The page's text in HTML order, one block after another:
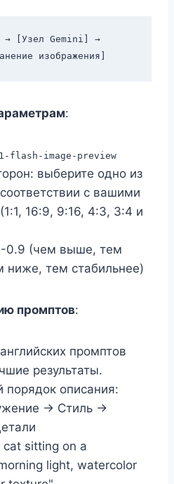
→ [Узел Gemini] →
:
flash-image-preview
выберите одно из
с вашими
16:9, 9:16, 4:3, 3:4 и
0.9 (чем выше, тем
ниже, тем стабильнее)
промптов:
промптов
результаты.
описания:
→ Стиль →
sitting on a
light, watercolor